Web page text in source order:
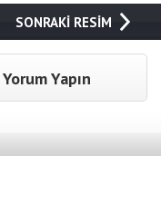
SONRAKİ RESİM
Yorum Yapın